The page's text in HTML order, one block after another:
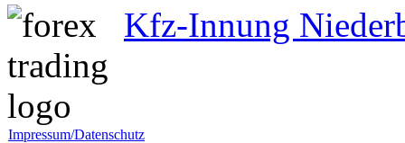
Kfz-Innung
Impressum/Datenschutz